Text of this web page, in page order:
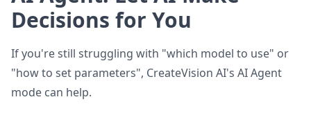
Decisions for You
If you're still struggling with "which model to use" or
"how to set parameters", CreateVision AI's AI Agent
mode can help.